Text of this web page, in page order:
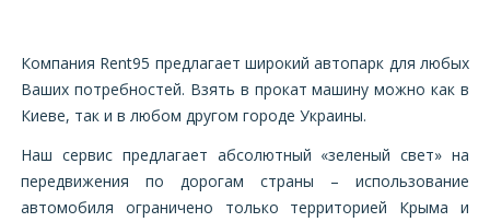
Компания Rent95 предлагает широкий автопарк для любых
Ваших потребностей. Взять в прокат машину можно как в
Киеве, так и в любом другом городе Украины.
Наш сервис предлагает абсолютный «зеленый свет» на
передвижения по дорогам страны – использование
автомобиля ограничено только территорией Крыма и